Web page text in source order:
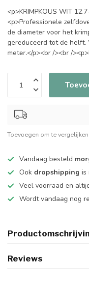
<p>KRIMPKOUS WIT
<p>Professionele
de diameter voor het
gereduceerd tot de helft.
meter.</p><br /><br /
Toevoegen om te vergelijken
Vandaag besteld
Ook dropshipping is
Veel voorraad en
Wordt vandaag nog
Reviews